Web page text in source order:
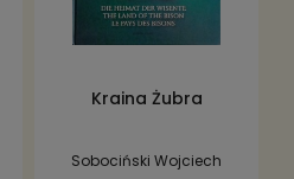
Kraina Żubra
Sobociński Wojciech